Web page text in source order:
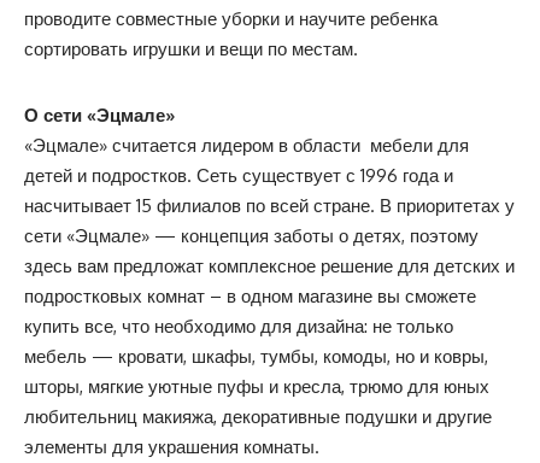
проводите совместные уборки и научите ребенка
сортировать игрушки и вещи по местам.
О сети «Эцмале»
«Эцмале» считается лидером в области мебели для
детей и подростков. Сеть существует с 1996 года и
насчитывает 15 филиалов по всей стране. В приоритетах у
сети «Эцмале» — концепция заботы о детях, поэтому
здесь вам предложат комплексное решение для детских и
подростковых комнат – в одном магазине вы сможете
купить все, что необходимо для дизайна: не только
мебель — кровати, шкафы, тумбы, комоды, но и ковры,
шторы, мягкие уютные пуфы и кресла, трюмо для юных
любительниц макияжа, декоративные подушки и другие
элементы для украшения комнаты.